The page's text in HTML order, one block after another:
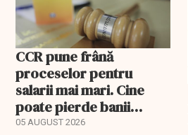
CCR pune frână
proceselor pentru
salarii mai mari. Cine
poate pierde banii
ceruți statului
05 AUGUST 2026